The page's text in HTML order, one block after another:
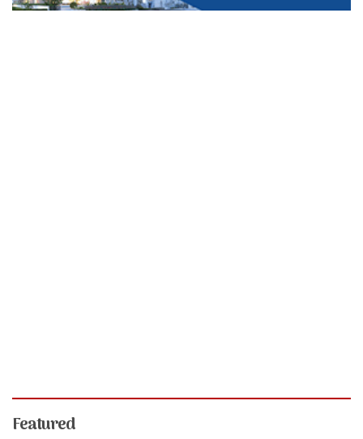
Featured